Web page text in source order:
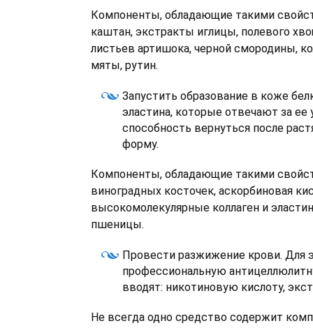
Компоненты, обладающие такими
каштан, экстракты иглицы, полевого
листьев артишока, черной смородины,
мяты, рутин.
Запустить образование в коже
эластина, которые отвечают за ее
способность вернуться после
форму.
Компоненты, обладающие такими
виноградных косточек, аскорбиновая
высокомолекулярные коллаген и
пшеницы.
Провести разжижение крови. Для
профессиональную
вводят: никотиновую кислоту,
Не всегда одно средство содержит